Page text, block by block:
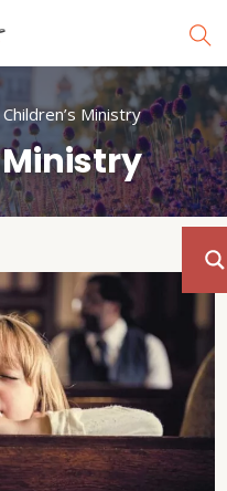
Children’s Ministry
Ministry